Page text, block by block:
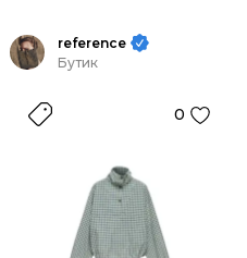
reference
Бутик
0